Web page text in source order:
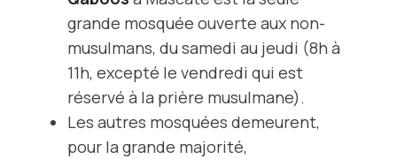
grande mosquée ouverte aux non-
musulmans, du samedi au jeudi (8h à
11h, excepté le vendredi qui est
réservé à la prière musulmane).
Les autres mosquées demeurent,
pour la grande majorité,